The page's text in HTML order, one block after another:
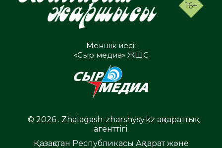
16+
Меншік иесі:
«Сыр медиа» ЖШС
© 2026 . Zhalagash-zharshysy.kz ақпараттық
агенттігі.
Қазақстан Республикасы Ақпарат және